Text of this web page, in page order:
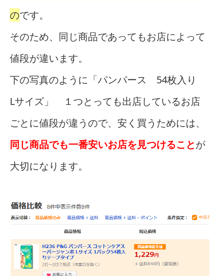
のです。
そのため、同じ商品であってもお店によって
値段が違います。
下の写真のように「パンパース 54枚入り
Lサイズ」 １つとっても出店しているお店
ごとに値段が違うので、安く買うためには、
同じ商品でも一番安いお店を見つけることが
大切になります。